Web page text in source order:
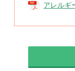
アレルギ